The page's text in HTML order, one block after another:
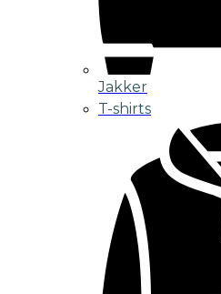
Jakker
T-shirts